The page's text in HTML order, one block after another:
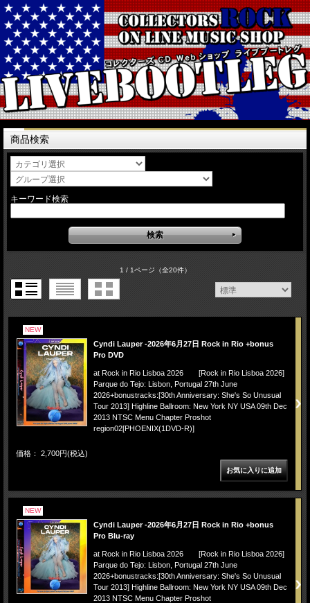
商品検索
キーワード検索
1 / 1ページ（全20件）
NEW
Cyndi Lauper -2026年6月27日 Rock in Rio +bonus
Pro DVD
at Rock in Rio Lisboa 2026 [Rock in Rio Lisboa 2026]
Parque do Tejo: Lisbon, Portugal 27th June
2026+bonustracks:[30th Anniversary: She's So Unusual
Tour 2013] Highline Ballroom: New York NY USA 09th Dec
2013 NTSC Menu Chapter Proshot
region02[PHOENIX(1DVD-R)]
価格： 2,700円(税込)
NEW
Cyndi Lauper -2026年6月27日 Rock in Rio +bonus
Pro Blu-ray
at Rock in Rio Lisboa 2026 [Rock in Rio Lisboa 2026]
Parque do Tejo: Lisbon, Portugal 27th June
2026+bonustracks:[30th Anniversary: She's So Unusual
Tour 2013] Highline Ballroom: New York NY USA 09th Dec
2013 NTSC Menu Chapter Proshot